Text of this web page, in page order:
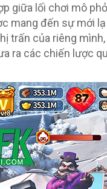
giữa lối chơi mô
mang đến sự mới
trấn của riêng
ra các chiến lược